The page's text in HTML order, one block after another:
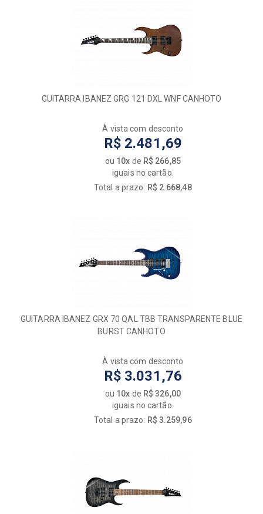
GUITARRA IBANEZ GRG 121 DXL WNF CANHOTO
À vista com desconto
R$ 2.481,69
ou 10x de R$ 266,85
iguais no cartão.
Total a prazo: R$ 2.668,48
GUITARRA IBANEZ GRX 70 QAL TBB TRANSPARENTE BLUE
BURST CANHOTO
À vista com desconto
R$ 3.031,76
ou 10x de R$ 326,00
iguais no cartão.
Total a prazo: R$ 3.259,96